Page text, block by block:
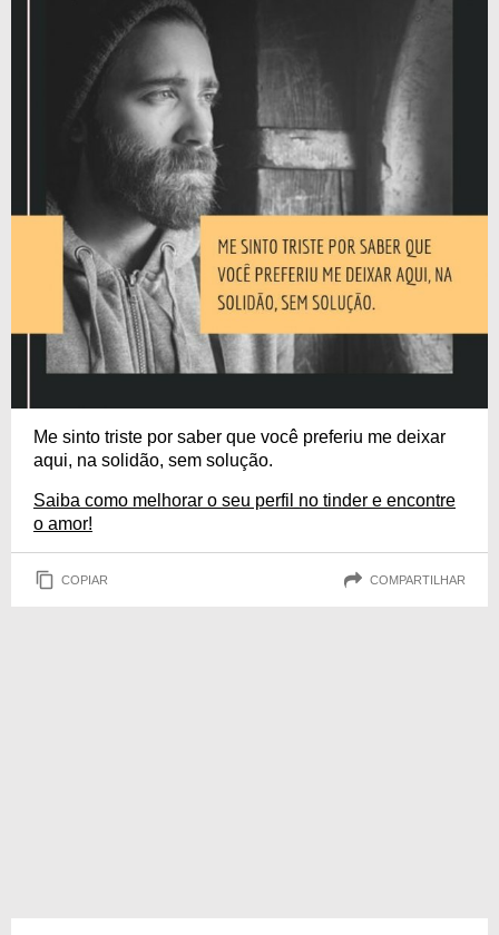
Me sinto triste por saber que você preferiu me deixar
aqui, na solidão, sem solução.
Saiba como melhorar o seu perfil no tinder e encontre
o amor!
COPIAR COMPARTILHAR